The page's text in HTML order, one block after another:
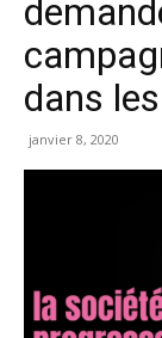
dans
janvier 8, 2020